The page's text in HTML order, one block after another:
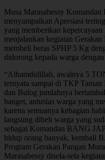
Musa Marasabessy
menyampaikan Apresiasi
yang memberikan
menjalankan kegiatan
membeli beras SPHP 5 Kg
didorong kepada warga
“Alhamdulillah, awalnya 5
ternyata sampai di TKP
dan Bulog jumlahnya
banget, antusias warga yang
karena semuanya kebagian
langsung dibeli warga yang
sebagai Komandan BANG
hidup orang banyak, kembali
Program Gerakan Pangan
Marasabessy disela-sela